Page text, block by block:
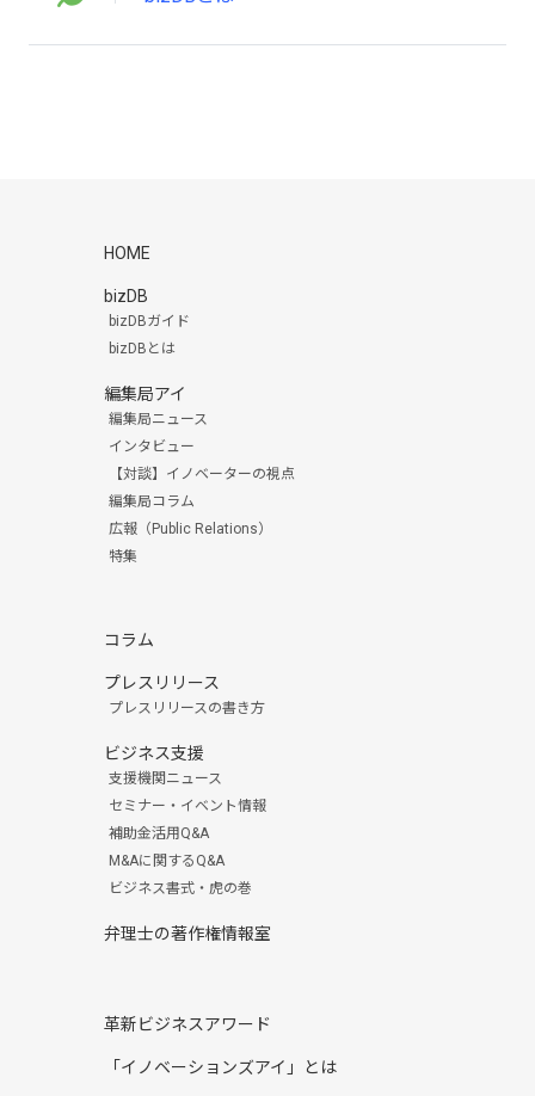
HOME
bizDB
bizDBガイド
bizDBとは
編集局アイ
編集局ニュース
インタビュー
【対談】イノベーターの視点
編集局コラム
広報（Public Relations）
特集
コラム
プレスリリース
プレスリリースの書き方
ビジネス支援
支援機関ニュース
セミナー・イベント情報
補助金活用Q&A
M&Aに関するQ&A
ビジネス書式・虎の巻
弁理士の著作権情報室
革新ビジネスアワード
「イノベーションズアイ」とは